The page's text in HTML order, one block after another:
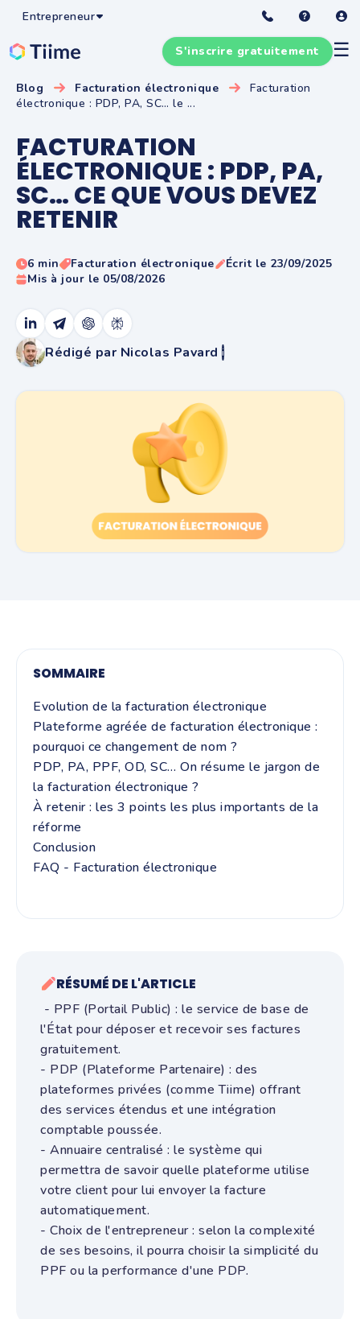
Entrepreneur
☰
S'inscrire gratuitement
Blog Facturation électronique
Facturation
électronique : PDP, PA, SC… le ...
FACTURATION
ÉLECTRONIQUE : PDP, PA,
SC… CE QUE VOUS DEVEZ
RETENIR
6 min Facturation électronique
Écrit le 23/09/2025
Mis à jour le 05/08/2026
Rédigé par Nicolas Pavard i
SOMMAIRE
Evolution de la facturation électronique
Plateforme agréée de facturation électronique :
pourquoi ce changement de nom ?
PDP, PA, PPF, OD, SC… On résume le jargon de
la facturation électronique ?
À retenir : les 3 points les plus importants de la
réforme
Conclusion
FAQ - Facturation électronique
RÉSUMÉ DE L'ARTICLE
- PPF (Portail Public) : le service de base de
l'État pour déposer et recevoir ses factures
gratuitement.
- PDP (Plateforme Partenaire) : des
plateformes privées (comme Tiime) offrant
des services étendus et une intégration
comptable poussée.
- Annuaire centralisé : le système qui
permettra de savoir quelle plateforme utilise
votre client pour lui envoyer la facture
automatiquement.
- Choix de l'entrepreneur : selon la complexité
de ses besoins, il pourra choisir la simplicité du
PPF ou la performance d'une PDP.